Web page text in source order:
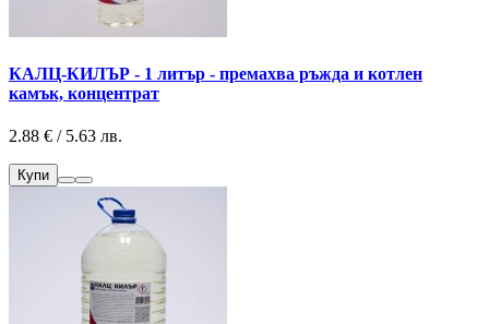
КАЛЦ-КИЛЪР - 1 литър - премахва ръжда и котлен
камък, концентрат
2.88 € / 5.63 лв.
Купи